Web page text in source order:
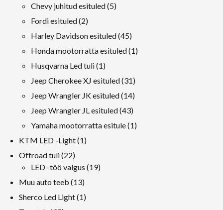
Chevy juhitud esituled 55
Fordi esituled 22
tooted
Harley Davidson esituled 4545
tooted
Honda mootorratta esituled 11
Husqvarna Led tuli 11
toode
Jeep Cherokee XJ esituled 3131
tooted
Jeep Wrangler JK esituled 1414
tooted
Jeep Wrangler JL esituled 4343
tooted
Yamaha mootorratta esitule 11
KTM LED -Light 11
Offroad tuli 2222
tooted
LED -töö valgus 1919
Muu auto teeb 1313
tooted
Sherco Led Light 11